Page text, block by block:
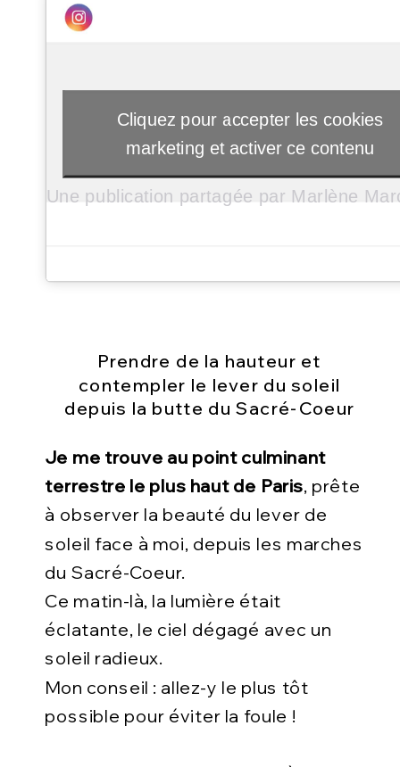
Cliquez pour accepter les cookies
marketing et activer ce contenu
Prendre de la hauteur et
contempler le lever du soleil
depuis la butte du Sacré-Coeur
Je me trouve au point culminant
terrestre le plus haut de Paris, prête
à observer la beauté du lever de
soleil face à moi, depuis les marches
du Sacré-Coeur.
Ce matin-là, la lumière était
éclatante, le ciel dégagé avec un
soleil radieux.
Mon conseil : allez-y le plus tôt
possible pour éviter la foule !